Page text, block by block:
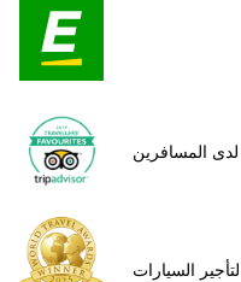
لدى المسافرين
السيارات